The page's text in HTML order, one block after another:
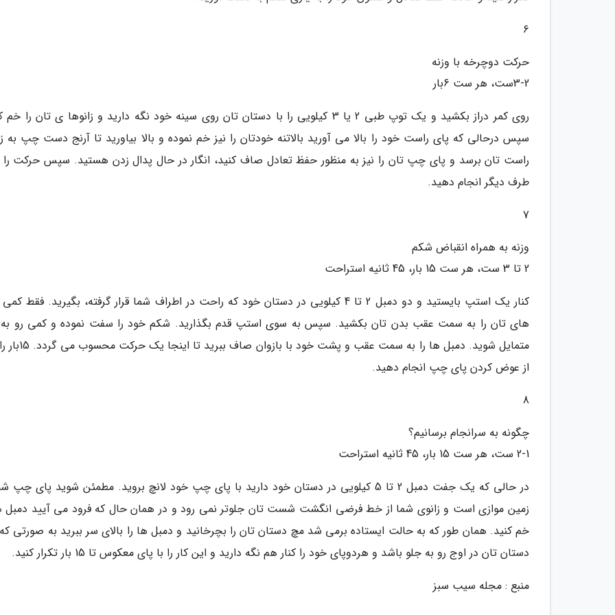
6
حرکت دوچرخه با وزنه
3-2ست، هر ست 6بار
روی کمر دراز بکشید و یک توپ طبی 2 یا 3 کیلویی را با دستان تان روی سینه خود نگه دارید و زانوها ی تان را
سپس درحالی که پای راست خود را بالا می آورید بالاتنه خودتان را نیز خم نموده و بالا بیاورید تا آرنج دست چپ به
راست تان برسد و پای چپ تان را نیز به منظور حفظ تعادل صاف کنید، انگار در حال پدال زدن هستید. سپس حرکت را
طرف دیگر انجام دهید.
7
وزنه به همراه انقباض شکم
2 تا 3 ست، هر ست 15 بار، 45 ثانیه استراحت
کنار یک استپ بایستید و دو دمبل 2 تا 4 کیلویی در دستان خود که راحت در اطراف شما قرار گرفته، بگیرید. فقط
های تان را به سمت عقب بدن تان بکشید. سپس به سوی استپ قدم بگذارید. شکم خود را سفت نموده و کمی رو
متمایل شوید. دمبل ها را به سمت عقب و پشت خود
از عوض کردن پای چپ انجام دهید.
8
چگونه به سرانجام برسانیم؟
2-1 ست، هر ست 15 بار، 45 ثانیه استراحت
در حالی که یک جفت دمبل 2 تا 5 کیلویی در دستان خود دارید با پای چپ خود لانچ بروید. مطمئن شوید پای چپ
زمین موازی است و زانوی شما از خط فرضی انگشت شست تان جلوتر نمی رود و در همان حال که فرود می آیید دمبل
خم کنید. همان طور که به حالت ایستاده برمی شد مچ دستان تان را بچرخانید و دمبل ها را بالای سر ببرید به صورتی
دستان تان در اوج رو به جلو باشد و هردوپای خود را کنار هم نگه دارید و این کار را با پای معکوس تا 15 بار تکرار کنید.
منبع : مجله سیب سبز